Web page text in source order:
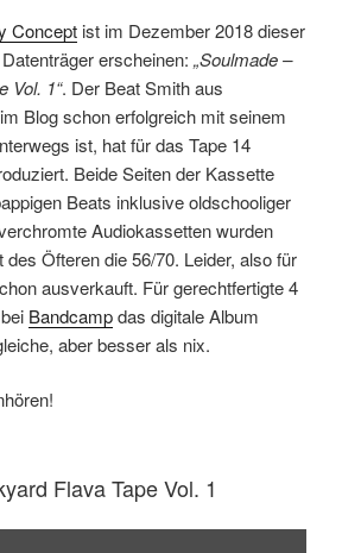
Concept ist im Dezember 2018 dieser
erscheinen: „Soulmade –
Vol. 1“. Der Beat Smith aus
Blog schon erfolgreich mit seinem
ist, hat für das Tape 14
Beide Seiten der Kassette
Beats inklusive oldschooliger
Audiokassetten wurden
des Öfteren die 56/70. Leider, also für
ausverkauft. Für gerechtfertigte 4
Bandcampdas digitale Album
aber besser als nix.
Flava Tape Vol. 1